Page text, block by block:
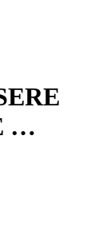
…